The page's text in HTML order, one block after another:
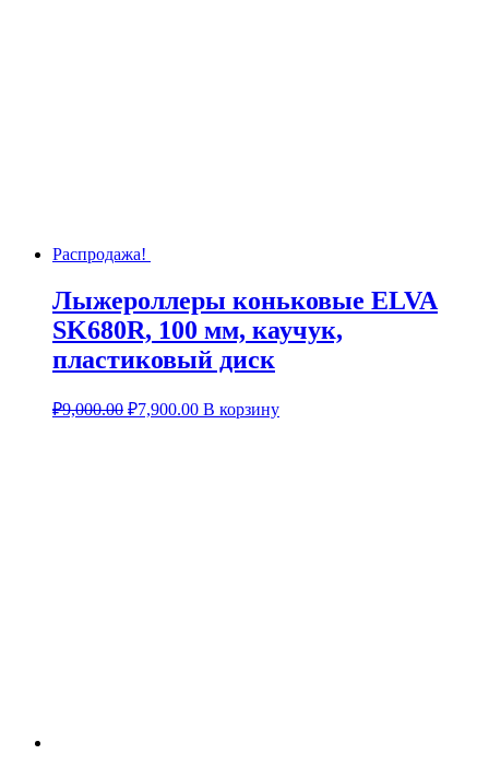
Распродажа!
Лыжероллеры коньковые ELVA
SK680R, 100 мм, каучук,
пластиковый диск
₽9,000.00 ₽7,900.00 В корзину